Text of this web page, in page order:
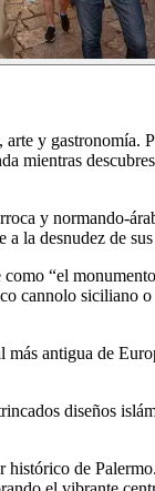
y gastronomía.
mientras
y normando-
la desnudez de sus
“el
cannolo siciliano o
antigua de
diseños
histórico de